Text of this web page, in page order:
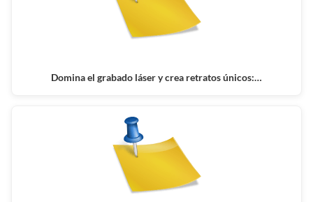
Domina el grabado láser y crea retratos únicos:…